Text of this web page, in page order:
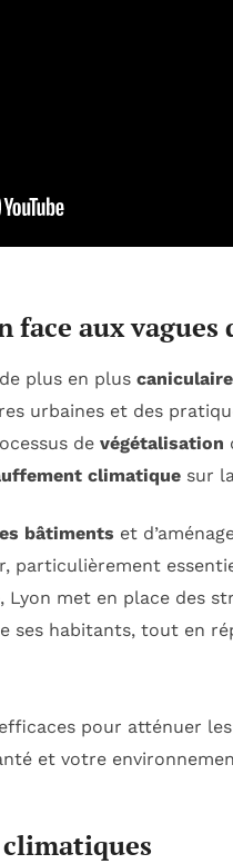
face aux vagues
plus en plus
urbaines et des
de végétalisation
climatique sur
bâtiments et
particulièrement
Lyon met en place des
ses habitants, tout en
climatiques